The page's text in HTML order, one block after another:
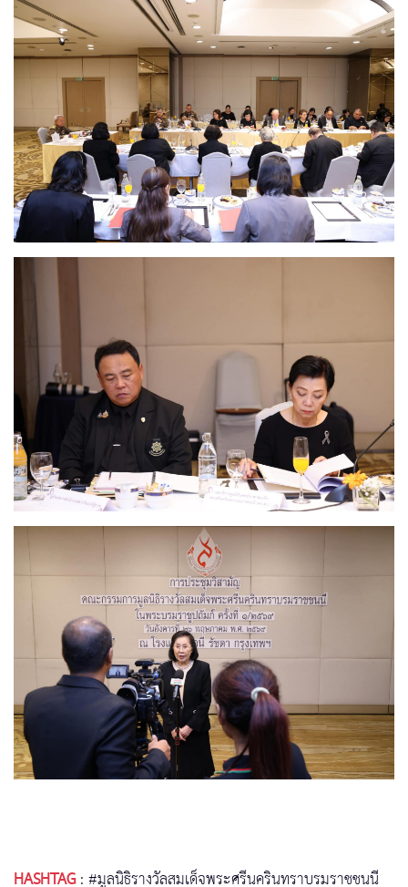
HASHTAG:#มูลนิธิรางวัลสมเด็จพระศรีนครินทราบรมราชชนนี